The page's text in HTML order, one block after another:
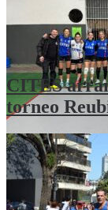
CITES
torneo